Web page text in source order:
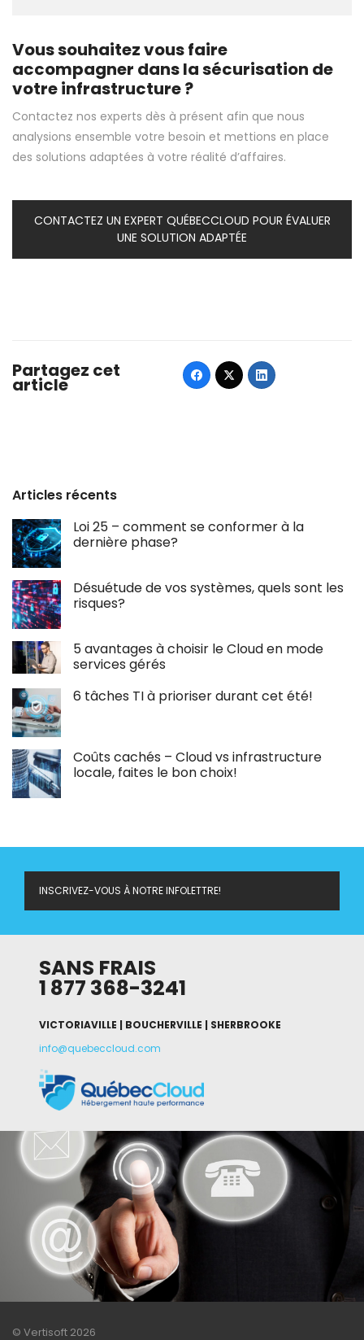
Vous souhaitez vous faire
accompagner dans la sécurisation de
votre infrastructure ?
Contactez nos experts dès à présent afin que nous
analysions ensemble votre besoin et mettions en place
des solutions adaptées à votre réalité d’affaires.
CONTACTEZ UN EXPERT QUÉBECCLOUD POUR ÉVALUER
UNE SOLUTION ADAPTÉE
Partagez cet
article
Articles récents
Loi 25 – comment se conformer à la
dernière phase?
Désuétude de vos systèmes, quels sont les
risques?
5 avantages à choisir le Cloud en mode
services gérés
6 tâches TI à prioriser durant cet été!
Coûts cachés – Cloud vs infrastructure
locale, faites le bon choix!
INSCRIVEZ-VOUS À NOTRE INFOLETTRE!
SANS FRAIS
1 877 368-3241
VICTORIAVILLE | BOUCHERVILLE | SHERBROOKE
info@quebeccloud.com
© Vertisoft 2026